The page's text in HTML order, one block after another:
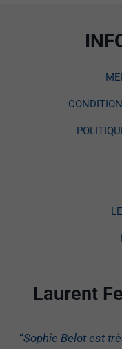
Laurent
“Sophie Belot est